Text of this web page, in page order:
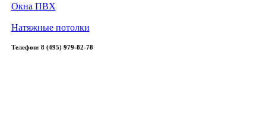
Окна ПВХ
Натяжные потолки
Телефон: 8 (495) 979-82-78